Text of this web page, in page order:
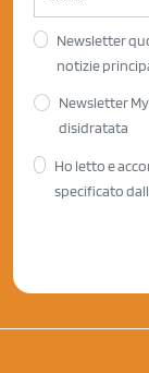
Newsletter
notizie
Newsletter
disidratata
Ho letto e
specificato